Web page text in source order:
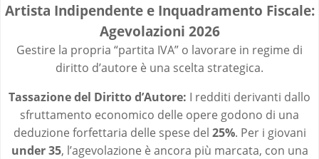
Artista Indipendente e Inquadramento Fiscale:
Agevolazioni 2026
Gestire la propria “partita IVA” o lavorare in regime di
diritto d’autore è una scelta strategica.
Tassazione del Diritto d’Autore: I redditi derivanti dallo
sfruttamento economico delle opere godono di una
deduzione forfettaria delle spese del 25%. Per i giovani
under 35, l’agevolazione è ancora più marcata, con una